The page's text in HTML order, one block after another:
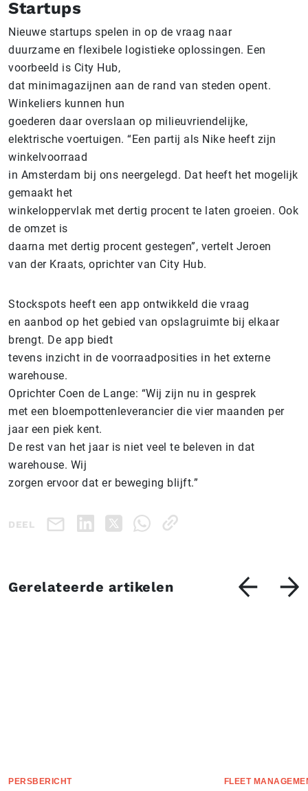
Startups
Nieuwe startups spelen in op de vraag naar
duurzame en flexibele logistieke oplossingen. Een
voorbeeld is City Hub,
dat minimagazijnen aan de rand van steden opent.
Winkeliers kunnen hun
goederen daar overslaan op milieuvriendelijke,
elektrische voertuigen. “Een partij als Nike heeft zijn
winkelvoorraad
in Amsterdam bij ons neergelegd. Dat heeft het mogelijk
gemaakt het
winkeloppervlak met dertig procent te laten groeien. Ook
de omzet is
daarna met dertig procent gestegen”, vertelt Jeroen
van der Kraats, oprichter van City Hub.
Stockspots heeft een app ontwikkeld die vraag
en aanbod op het gebied van opslagruimte bij elkaar
brengt. De app biedt
tevens inzicht in de voorraadposities in het externe
warehouse.
Oprichter Coen de Lange: “Wij zijn nu in gesprek
met een bloempottenleverancier die vier maanden per
jaar een piek kent.
De rest van het jaar is niet veel te beleven in dat
warehouse. Wij
zorgen ervoor dat er beweging blijft.”
DEEL
Gerelateerde artikelen
PERSBERICHT FLEET